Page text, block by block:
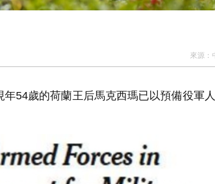
來源：
54歲的荷蘭王后馬克西瑪已以預備役軍